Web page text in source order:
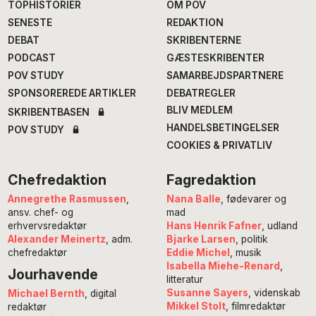
TOPHISTORIER
SENESTE
DEBAT
PODCAST
POV STUDY
SPONSOREREDE ARTIKLER
SKRIBENTBASEN
POV STUDY
OM POV
REDAKTION
SKRIBENTERNE
GÆSTESKRIBENTER
SAMARBEJDSPARTNERE
DEBATREGLER
BLIV MEDLEM
HANDELSBETINGELSER
COOKIES & PRIVATLIV
Chefredaktion
Annegrethe Rasmussen
ansv. chef- og
erhvervsredaktør
Alexander Meinertz , adm.
chefredaktør
Jourhavende
Michael Bernth , digital
redaktør
Fagredaktion
Nana Balle , fødevarer og
mad
Hans Henrik Fafner, udland
Bjarke Larsen , politik
Eddie Michel
, musik
Isabella Miehe-Renard
litteratur
Susanne Sayers , videnskab
Mikkel Stolt, filmredaktør